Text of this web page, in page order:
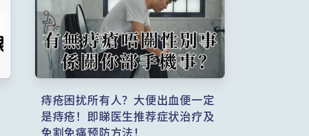
痔疮困扰所有人？大便出血便一定
是痔疮！即睇医生推荐症状治疗及
免割免痛预防方法！